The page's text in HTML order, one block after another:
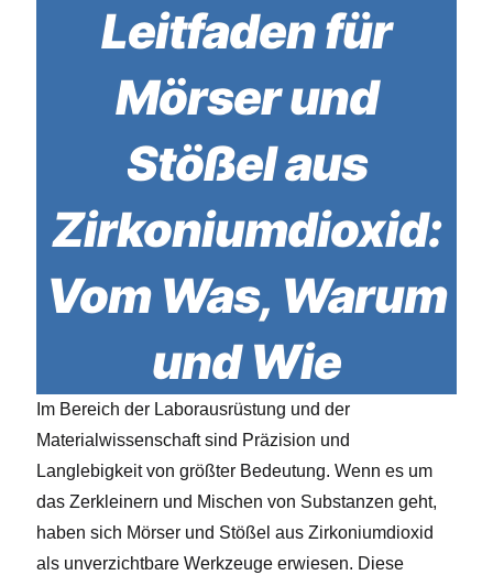
Leitfaden für
Mörser und
Stößel aus
Zirkoniumdioxid:
Vom Was, Warum
und Wie
Im Bereich der Laborausrüstung und der
Materialwissenschaft sind Präzision und
Langlebigkeit von größter Bedeutung. Wenn es um
das Zerkleinern und Mischen von Substanzen geht,
haben sich Mörser und Stößel aus Zirkoniumdioxid
als unverzichtbare Werkzeuge erwiesen. Diese